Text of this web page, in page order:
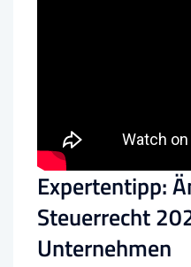
Expertentipp:
Steuerrecht
Unternehmen